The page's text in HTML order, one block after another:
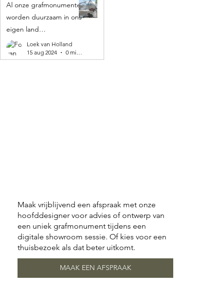
Al onze grafmonumenten
worden duurzaam in ons
eigen land
geproduceerd! 🌍
Loek van Holland
15 aug 2024
0 minuten om te lezen
Maak vrijblijvend een afspraak met onze
hoofddesigner voor advies of ontwerp van
een uniek grafmonument tijdens een
digitale showroom sessie. Of kies voor een
thuisbezoek als dat beter uitkomt.
MAAK EEN AFSPRAAK